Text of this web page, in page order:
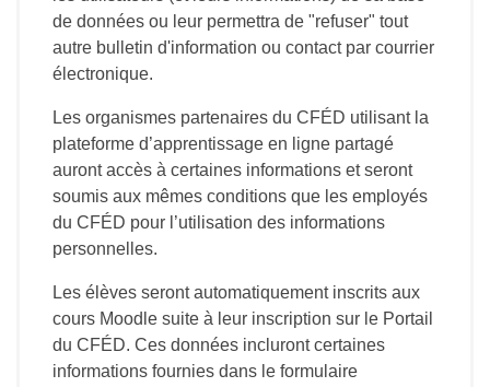
de données ou leur permettra de "refuser" tout
autre bulletin d'information ou contact par courrier
électronique.
Les organismes partenaires du CFÉD utilisant la
plateforme d’apprentissage en ligne partagé
auront accès à certaines informations et seront
soumis aux mêmes conditions que les employés
du CFÉD pour l’utilisation des informations
personnelles.
Les élèves seront automatiquement inscrits aux
cours Moodle suite à leur inscription sur le Portail
du CFÉD. Ces données incluront certaines
informations fournies dans le formulaire